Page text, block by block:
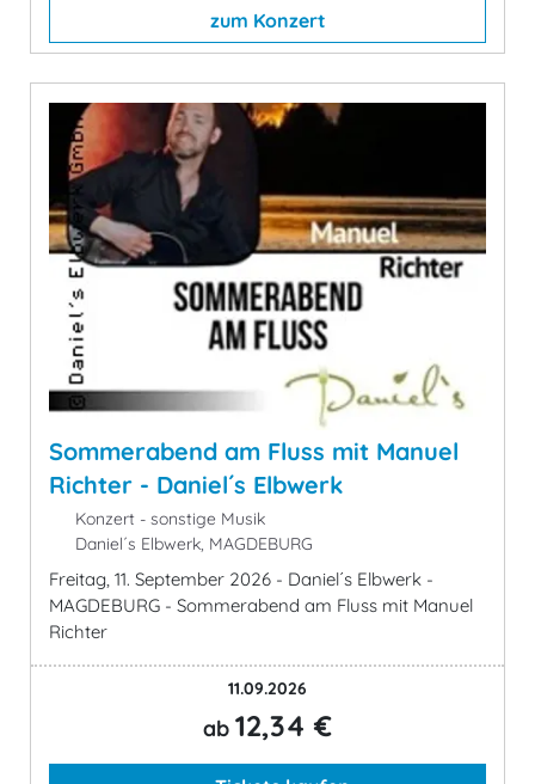
zum Konzert
Sommerabend am Fluss mit Manuel
Richter - Daniel´s Elbwerk
Konzert - sonstige Musik
Daniel´s Elbwerk, MAGDEBURG
Freitag, 11. September 2026 - Daniel´s Elbwerk -
MAGDEBURG - Sommerabend am Fluss mit Manuel
Richter
11.09.2026
ab 12,34 €